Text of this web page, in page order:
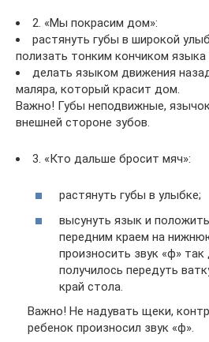
2. «Мы покрасим дом»:
растянуть губы в широкой
полизать тонким кончиком языка
делать языком движения
маляра, который красит дом.
Важно! Губы неподвижные,
внешней стороне зубов.
3. «Кто дальше бросит мяч»:
растянуть губы в улыбке;
высунуть язык и
передним краем на
произносить звук «ф»
получилось передуть
край стола.
Важно! Не надувать щеки,
ребенок произносил звук «ф».